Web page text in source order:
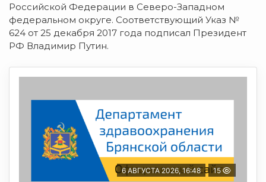
Российской Федерации в Северо-Западном
федеральном округе. Соответствующий Указ №
624 от 25 декабря 2017 года подписал Президент
РФ Владимир Путин.
6 АВГУСТА 2026, 16:48 15